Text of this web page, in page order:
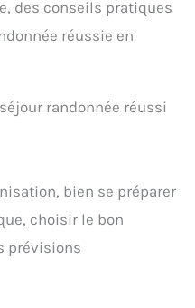
des conseils pratiques
réussie en
randonnée réussi
bien se préparer
choisir le bon
prévisions